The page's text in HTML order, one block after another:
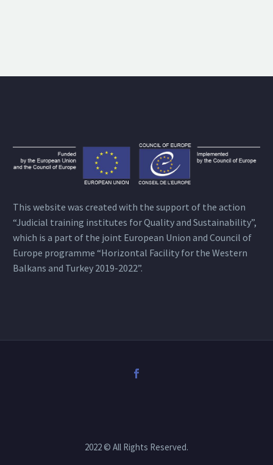
This website was created with the support of the action
“Judicial training institutes for Quality and Sustainability”,
which is a part of the joint European Union and Council of
Europe programme “Horizontal Facility for the Western
Balkans and Turkey 2019-2022”.
2022 © All Rights Reserved.